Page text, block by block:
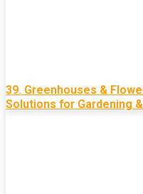
39. Greenhouses &
Solutions for Gardening